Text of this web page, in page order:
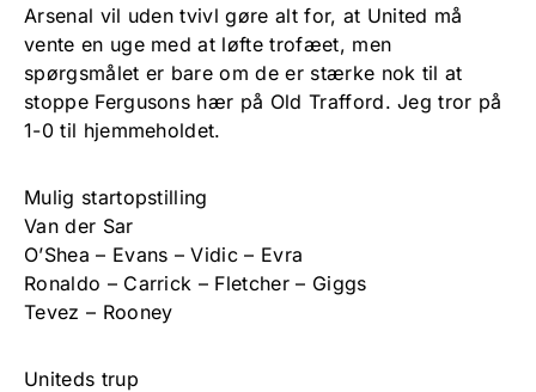
Arsenal vil uden tvivl gøre alt for, at United må
vente en uge med at løfte trofæet, men
spørgsmålet er bare om de er stærke nok til at
stoppe Fergusons hær på Old Trafford. Jeg tror på
1-0 til hjemmeholdet.
Mulig startopstilling
Van der Sar
O’Shea – Evans – Vidic – Evra
Ronaldo – Carrick – Fletcher – Giggs
Tevez – Rooney
Uniteds trup